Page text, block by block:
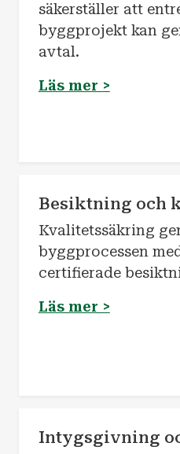
säkerställer att
byggprojekt kan
avtal.
Läs mer >
Besiktning och
Kvalitetssäkring
byggprocessen
certifierade
Läs mer >
Intygsgivning